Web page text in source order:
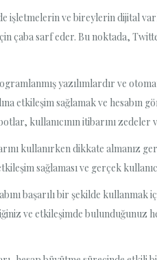
işletmelerin ve bireylerin dijital
çaba sarf eder. Bu noktada,
yazılımlardır ve
etkileşim sağlamak ve
kullanıcının itibarını zedeler
kullanırken dikkate almanız
sağlaması ve gerçek
başarılı bir şekilde
ve etkileşimde bulunduğunuz